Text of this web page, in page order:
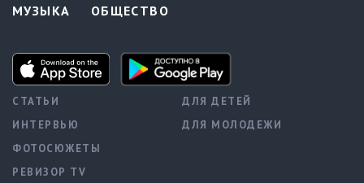
МУЗЫКА
ОБЩЕСТВО
СТАТЬИ
ИНТЕРВЬЮ
ФОТОСЮЖЕТЫ
РЕВИЗОР TV
ДЛЯ ДЕТЕЙ
ДЛЯ МОЛОДЕЖИ